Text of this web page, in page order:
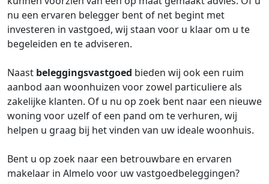
nu een ervaren belegger bent of net begint met
investeren in vastgoed, wij staan voor u klaar om u te
begeleiden en te adviseren.
Naast beleggingsvastgoed bieden wij ook een ruim
aanbod aan woonhuizen voor zowel particuliere als
zakelijke klanten. Of u nu op zoek bent naar een nieuwe
woning voor uzelf of een pand om te verhuren, wij
helpen u graag bij het vinden van uw ideale woonhuis.
Bent u op zoek naar een betrouwbare en ervaren
makelaar in Almelo voor uw vastgoedbeleggingen?